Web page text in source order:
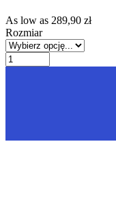
As low as 289,90 zł
Rozmiar